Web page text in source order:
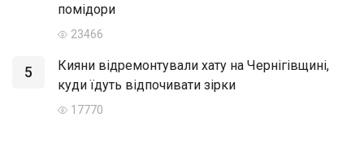
помідори
23466
5
Кияни відремонтували хату на Чернігівщині,
куди їдуть відпочивати зірки
17770